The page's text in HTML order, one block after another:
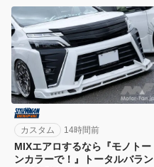
カスタム 14時間前
MIXエアロするなら『モノトー
ンカラーで！』トータルバラン